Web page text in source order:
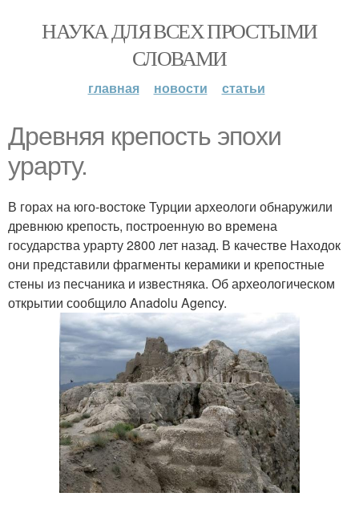
НАУКА ДЛЯ ВСЕХ ПРОСТЫМИ
СЛОВАМИ
главная новости статьи
Древняя крепость эпохи
урарту.
В горах на юго-востоке Турции археологи обнаружили
древнюю крепость, построенную во времена
государства урарту 2800 лет назад. В качестве Находок
они представили фрагменты керамики и крепостные
стены из песчаника и известняка. Об археологическом
открытии сообщило Anadolu Agency.